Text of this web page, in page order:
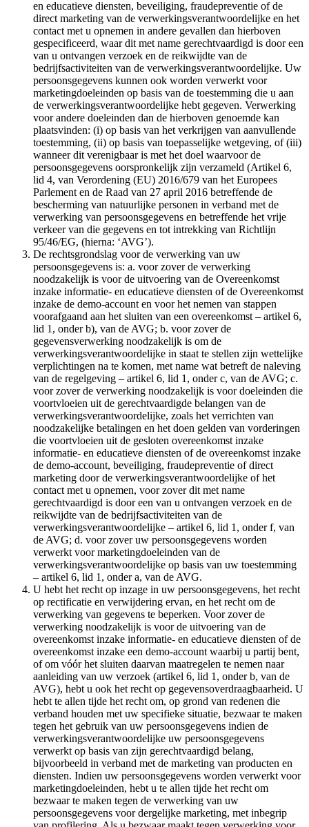
en educatieve diensten, beveiliging, fraudepreventie of de
direct marketing van de verwerkingsverantwoordelijke en het
contact met u opnemen in andere gevallen dan hierboven
gespecificeerd, waar dit met name gerechtvaardigd is door een
van u ontvangen verzoek en de reikwijdte van de
bedrijfsactiviteiten van de verwerkingsverantwoordelijke. Uw
persoonsgegevens kunnen ook worden verwerkt voor
marketingdoeleinden op basis van de toestemming die u aan
de verwerkingsverantwoordelijke hebt gegeven. Verwerking
voor andere doeleinden dan de hierboven genoemde kan
plaatsvinden: (i) op basis van het verkrijgen van aanvullende
toestemming, (ii) op basis van toepasselijke wetgeving, of (iii)
wanneer dit verenigbaar is met het doel waarvoor de
persoonsgegevens oorspronkelijk zijn verzameld (Artikel 6,
lid 4, van Verordening (EU) 2016/679 van het Europees
Parlement en de Raad van 27 april 2016 betreffende de
bescherming van natuurlijke personen in verband met de
verwerking van persoonsgegevens en betreffende het vrije
verkeer van die gegevens en tot intrekking van Richtlijn
95/46/EG, (hierna: ‘AVG’).
De rechtsgrondslag voor de verwerking van uw
persoonsgegevens is: a. voor zover de verwerking
noodzakelijk is voor de uitvoering van de Overeenkomst
inzake informatie- en educatieve diensten of de Overeenkomst
inzake de demo-account en voor het nemen van stappen
voorafgaand aan het sluiten van een overeenkomst – artikel 6,
lid 1, onder b), van de AVG; b. voor zover de
gegevensverwerking noodzakelijk is om de
verwerkingsverantwoordelijke in staat te stellen zijn wettelijke
verplichtingen na te komen, met name wat betreft de naleving
van de regelgeving – artikel 6, lid 1, onder c, van de AVG; c.
voor zover de verwerking noodzakelijk is voor doeleinden die
voortvloeien uit de gerechtvaardigde belangen van de
verwerkingsverantwoordelijke, zoals het verrichten van
noodzakelijke betalingen en het doen gelden van vorderingen
die voortvloeien uit de gesloten overeenkomst inzake
informatie- en educatieve diensten of de overeenkomst inzake
de demo-account, beveiliging, fraudepreventie of direct
marketing door de verwerkingsverantwoordelijke of het
contact met u opnemen, voor zover dit met name
gerechtvaardigd is door een van u ontvangen verzoek en de
reikwijdte van de bedrijfsactiviteiten van de
verwerkingsverantwoordelijke – artikel 6, lid 1, onder f, van
de AVG; d. voor zover uw persoonsgegevens worden
verwerkt voor marketingdoeleinden van de
verwerkingsverantwoordelijke op basis van uw toestemming
– artikel 6, lid 1, onder a, van de AVG.
U hebt het recht op inzage in uw persoonsgegevens, het recht
op rectificatie en verwijdering ervan, en het recht om de
verwerking van gegevens te beperken. Voor zover de
verwerking noodzakelijk is voor de uitvoering van de
overeenkomst inzake informatie- en educatieve diensten of de
overeenkomst inzake een demo-account waarbij u partij bent,
of om vóór het sluiten daarvan maatregelen te nemen naar
aanleiding van uw verzoek (artikel 6, lid 1, onder b, van de
AVG), hebt u ook het recht op gegevensoverdraagbaarheid. U
hebt te allen tijde het recht om, op grond van redenen die
verband houden met uw specifieke situatie, bezwaar te maken
tegen het gebruik van uw persoonsgegevens indien de
verwerkingsverantwoordelijke uw persoonsgegevens
verwerkt op basis van zijn gerechtvaardigd belang,
bijvoorbeeld in verband met de marketing van producten en
diensten. Indien uw persoonsgegevens worden verwerkt voor
marketingdoeleinden, hebt u te allen tijde het recht om
bezwaar te maken tegen de verwerking van uw
persoonsgegevens voor dergelijke marketing, met inbegrip